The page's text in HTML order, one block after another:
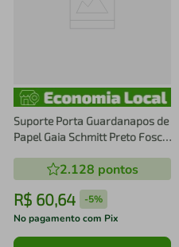
Suporte Porta Guardanapos de
Papel Gaia Schmitt Preto Fosco
2.128 pontos
R$ 60,64 -5%
No pagamento com Pix